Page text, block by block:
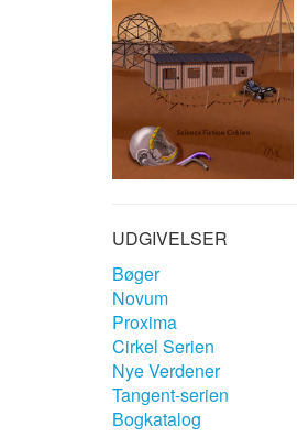
UDGIVELSER
Bøger
Novum
Proxima
Cirkel Serien
Nye Verdener
Tangent-serien
Bogkatalog